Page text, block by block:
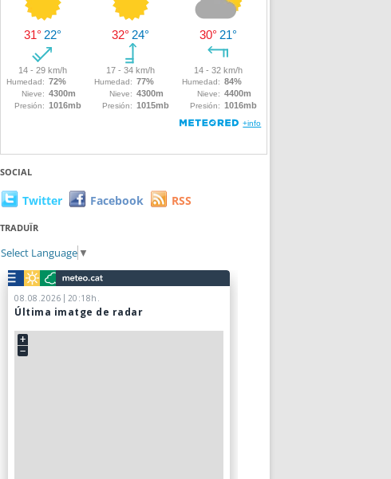
SOCIAL
Twitter Facebook RSS
TRADUÏR
Select Language ▼